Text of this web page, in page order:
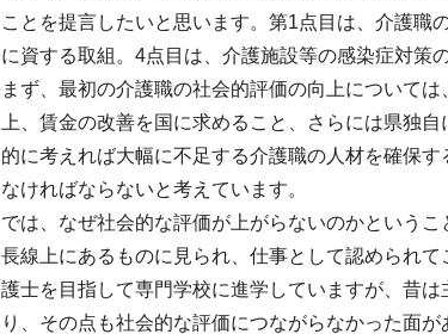
ことを提言したいと思います。第1点目は、介護職
に資する取組。4点目は、介護施設等の感染症対策
まず、最初の介護職の社会的評価の向上について
上、賃金の改善を国に求めること、さらには県独
的に考えれば大幅に不足する介護職の人材を確保
なければならないと考えています。
では、なぜ社会的な評価が上がらないのかという
長線上にあるものに見られ、仕事として認められ
護士を目指して専門学校に進学していますが、昔
り、その点も社会的な評価につながらなかった面